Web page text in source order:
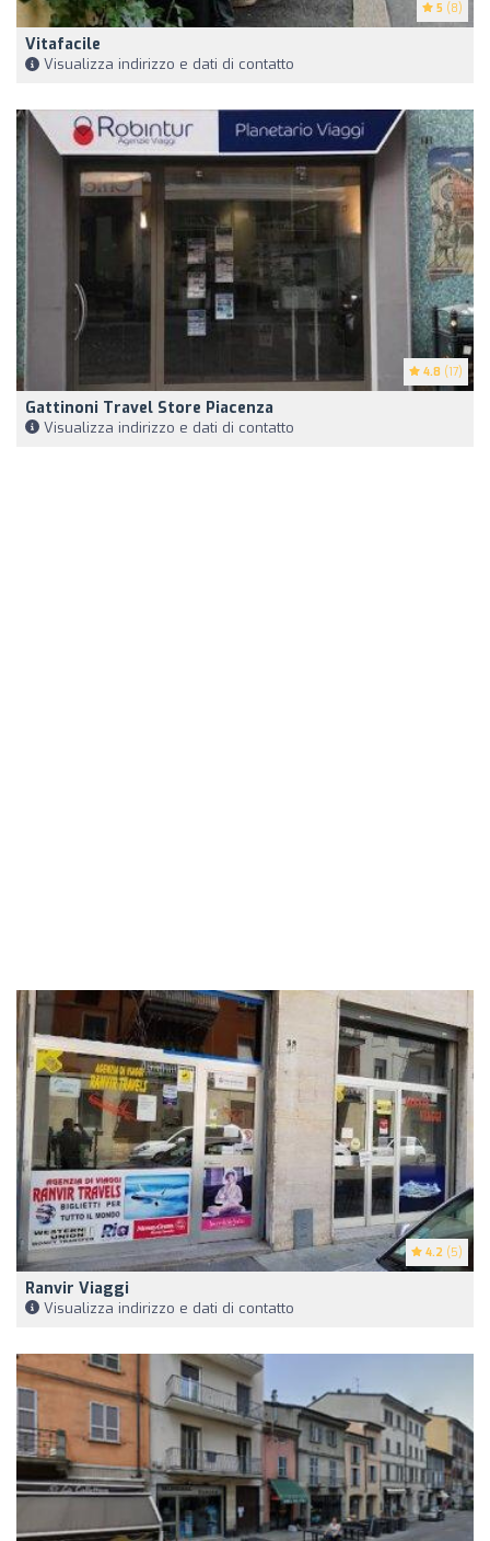
5 (8)
Vitafacile
Visualizza indirizzo e dati di contatto
4.8 (17)
Gattinoni Travel Store Piacenza
Visualizza indirizzo e dati di contatto
4.2 (5)
Ranvir Viaggi
Visualizza indirizzo e dati di contatto